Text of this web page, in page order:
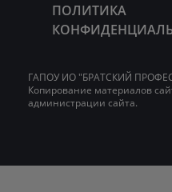
ПОЛИТИКА
ГАПОУ ИО "БРАТСКИЙ
Копирование материалов
администрации сайта.